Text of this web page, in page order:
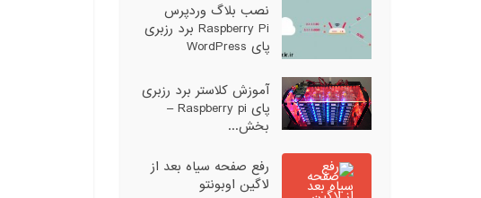
نصب بلاگ وردپرس
Raspberry Pi برد رزبری
پای WordPress
آموزش کلاستر برد رزبری
پای Raspberry pi –
بخش...
رفع صفحه سیاه بعد از
لاگین اوبونتو